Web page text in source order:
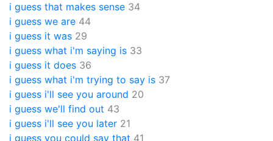
i guess that makes sense 34
i guess we are 44
i guess it was 29
i guess what i'm saying is 33
i guess it does 36
i guess what i'm trying to say is 37
i guess i'll see you around 20
i guess we'll find out 43
i guess i'll see you later 21
i guess you could say that 41